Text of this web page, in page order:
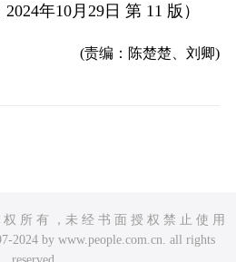
年10月29日 第 11 版）
(责编：陈楚楚、刘卿)
所 有 ，未 经 书 面 授 权 禁 止 使 用
2024 by www.people.com.cn. all rights